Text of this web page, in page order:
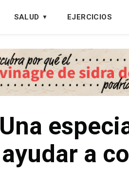
SALUD EJERCICIOS
Una
ayudar a